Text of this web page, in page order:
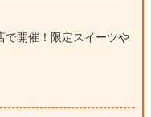
で開催！限定スイーツや